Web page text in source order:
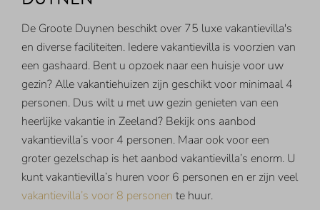
De Groote Duynen beschikt over 75 luxe vakantievilla's
en diverse faciliteiten. Iedere vakantievilla is voorzien van
een gashaard. Bent u opzoek naar een huisje voor uw
gezin? Alle vakantiehuizen zijn geschikt voor minimaal 4
personen. Dus wilt u met uw gezin genieten van een
heerlijke vakantie in Zeeland? Bekijk ons aanbod
vakantievilla’s voor 4 personen. Maar ook voor een
groter gezelschap is het aanbod vakantievilla’s enorm. U
kunt vakantievilla’s huren voor 6 personen en er zijn veel
vakantievilla’s voor 8 personen te huur.